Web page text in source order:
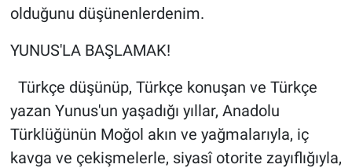
olduğunu düşünenlerdenim.
YUNUS'LA BAŞLAMAK!
Türkçe düşünüp, Türkçe konuşan ve Türkçe
yazan Yunus'un yaşadığı yıllar, Anadolu
Türklüğünün Moğol akın ve yağmalarıyla, iç
kavga ve çekişmelerle, siyasî otorite zayıflığıyla,